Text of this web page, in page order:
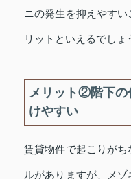
ニの発生を抑えやす
リットといえるでしょ
メリット②階下の
けやすい
賃貸物件で起こりが
ルがありますが、メ